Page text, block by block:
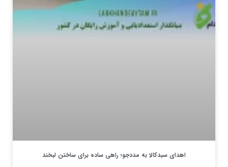
اهدای سبدکالا به مددجو؛ راهی ساده برای ساختن لبخند